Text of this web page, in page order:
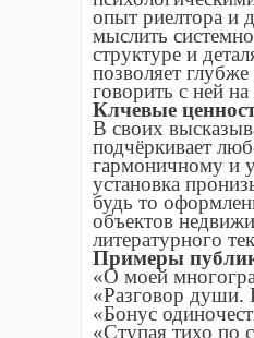
опыт риелтора и
мыслить
структуре и
позволяет
говорить с ней
Клчевые
В своих
подчёркивает
гармоничному и
установка
будь то
объектов
литературного
Примеры
«О моей
«Разговор души.
«Бонус
«Ступая тихо по